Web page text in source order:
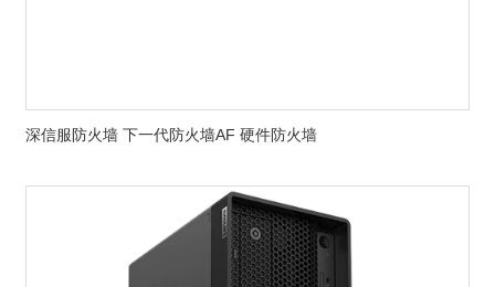
深信服防火墙 下一代防火墙AF 硬件防火墙